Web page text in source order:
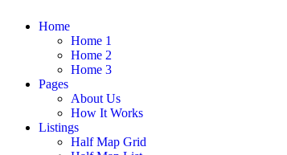
Home
Home 1
Home 2
Home 3
Pages
About Us
How It Works
Listings
Half Map Grid